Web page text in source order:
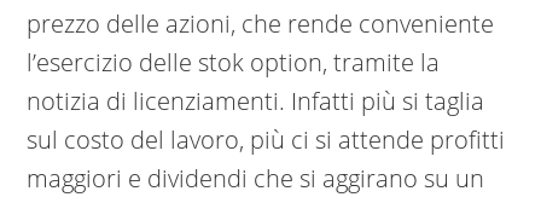
prezzo delle azioni, che rende conveniente
l’esercizio delle stok option, tramite la
notizia di licenziamenti. Infatti più si taglia
sul costo del lavoro, più ci si attende profitti
maggiori e dividendi che si aggirano su un